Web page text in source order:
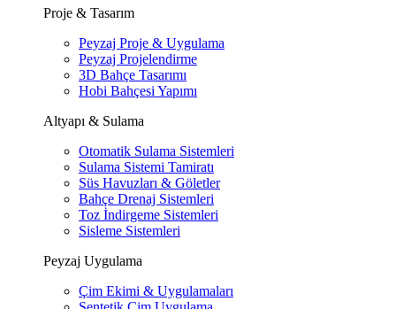
Proje & Tasarım
Peyzaj Proje & Uygulama
Peyzaj Projelendirme
3D Bahçe Tasarımı
Hobi Bahçesi Yapımı
Altyapı & Sulama
Otomatik Sulama Sistemleri
Sulama Sistemi Tamiratı
Süs Havuzları & Göletler
Bahçe Drenaj Sistemleri
Toz İndirgeme Sistemleri
Sisleme Sistemleri
Peyzaj Uygulama
Çim Ekimi & Uygulamaları